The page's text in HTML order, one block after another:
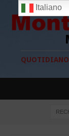
Italiano